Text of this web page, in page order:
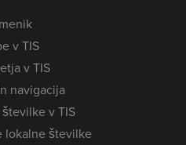
v TIS
v TIS
navigacija
v TIS
lokalne številke